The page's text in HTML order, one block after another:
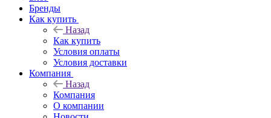
Бренды
Как купить
Назад
Как купить
Условия оплаты
Условия доставки
Компания
Назад
Компания
О компании